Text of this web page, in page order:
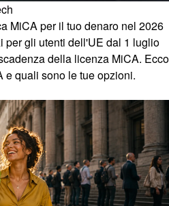
MiCA per il tuo denaro nel 2026
per gli utenti dell'UE dal 1 luglio
della licenza MiCA. Ecco
e quali sono le tue opzioni.